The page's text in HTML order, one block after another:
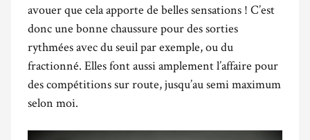
avouer que cela apporte de belles sensations ! C’est
donc une bonne chaussure pour des sorties
rythmées avec du seuil par exemple, ou du
fractionné. Elles font aussi amplement l’affaire pour
des compétitions sur route, jusqu’au semi maximum
selon moi.